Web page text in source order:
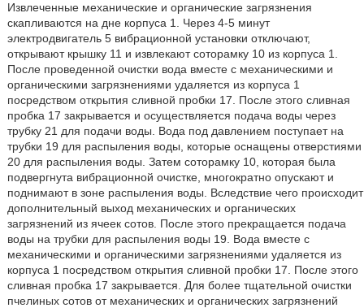
Извлеченные механические и органические загрязнения
скапливаются на дне корпуса 1. Через 4-5 минут
электродвигатель 5 вибрационной установки отключают,
открывают крышку 11 и извлекают соторамку 10 из корпуса 1.
После проведенной очистки вода вместе с механическими и
органическими загрязнениями удаляется из корпуса 1
посредством открытия сливной пробки 17. После этого сливная
пробка 17 закрывается и осуществляется подача воды через
трубку 21 для подачи воды. Вода под давлением поступает на
трубки 19 для распыления воды, которые оснащены отверстиями
20 для распыления воды. Затем соторамку 10, которая была
подвергнута вибрационной очистке, многократно опускают и
поднимают в зоне распыления воды. Вследствие чего происходит
дополнительный выход механических и органических
загрязнений из ячеек сотов. После этого прекращается подача
воды на трубки для распыления воды 19. Вода вместе с
механическими и органическими загрязнениями удаляется из
корпуса 1 посредством открытия сливной пробки 17. После этого
сливная пробка 17 закрывается. Для более тщательной очистки
пчелиных сотов от механических и органических загрязнений